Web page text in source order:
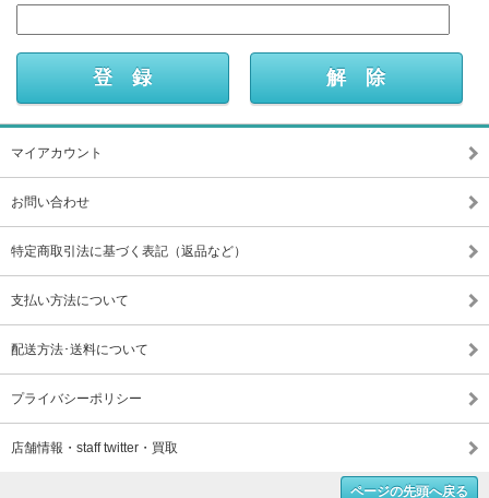
マイアカウント
お問い合わせ
特定商取引法に基づく表記（返品など）
支払い方法について
配送方法･送料について
プライバシーポリシー
店舗情報・staff twitter・買取
ページの先頭へ戻る